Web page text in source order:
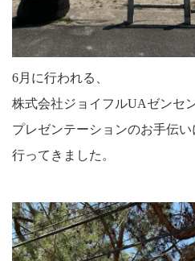
6月に行われる、
株式会社ジョイフルUAゼンセ
プレゼンテーションのお手伝い
行ってきました。